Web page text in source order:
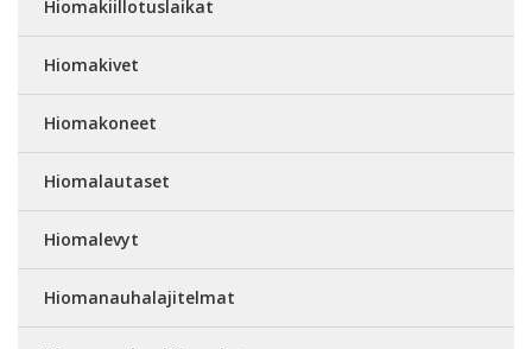
Hiomakiillotuslaikat
Hiomakivet
Hiomakoneet
Hiomalautaset
Hiomalevyt
Hiomanauhalajitelmat